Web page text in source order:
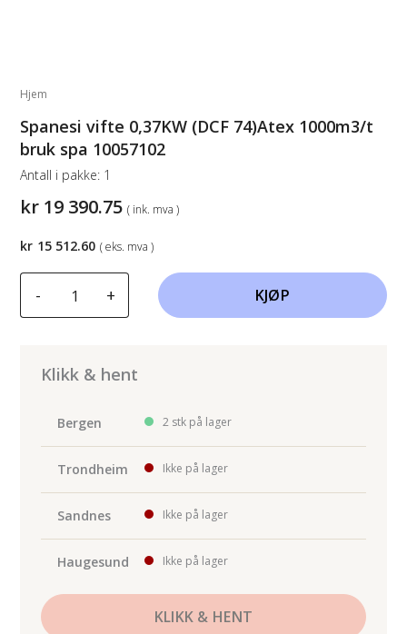
Hjem
Spanesi vifte 0,37KW (DCF 74)Atex 1000m3/t
bruk spa 10057102
kr 19 390.75 ( ink. mva )
Antall i pakke: 1
-
74)Atex
spa
10057102
+ KJØP
Klikk & hent
Bergen 2 stk på lager
Trondheim Ikke på lager
Sandnes Ikke på lager
Haugesund Ikke på lager
KLIKK & HENT
kr 15 512.60 ( eks. mva )